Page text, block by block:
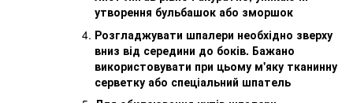
утворення бульбашок або зморшок
Розгладжувати шпалери необхідно зверху
вниз від середини до боків. Бажано
використовувати при цьому м'яку тканинну
серветку або спеціальний шпатель